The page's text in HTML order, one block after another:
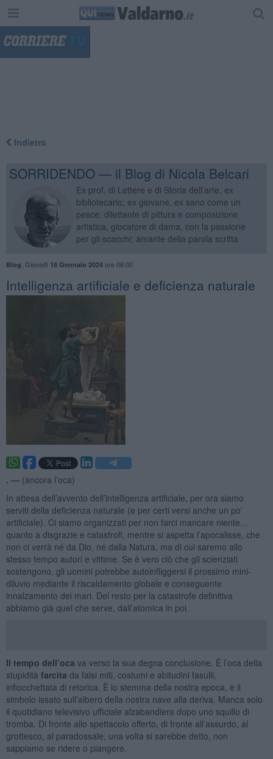
Indietro
SORRIDENDO — il Blog di Nicola Belcari
Ex prof. di Lettere e di Storia dell’arte, ex
bibliotecario; ex giovane, ex sano come un
pesce; dilettante di pittura e composizione
artistica, giocatore di dama, con la passione
per gli scacchi; amante della parola scritta
Blog Giovedì 18 Gennaio 2024ore 08:00
Intelligenza artificiale e deficienza naturale
. — (ancora l’oca)
In attesa dell’avvento dell’intelligenza artificiale, per ora siamo
serviti della deficienza naturale (e per certi versi anche un po’
artificiale). Ci siamo organizzati per non farci mancare niente…
quanto a disgrazie e catastrofi, mentre si aspetta l’apocalisse, che
non ci verrà né da Dio, né dalla Natura, ma di cui saremo allo
stesso tempo autori e vittime. Se è vero ciò che gli scienziati
sostengono, gli uomini potrebbe autoinfliggersi il prossimo mini-
diluvio mediante il riscaldamento globale e conseguente
innalzamento dei mari. Del resto per la catastrofe definitiva
abbiamo già quel che serve, dall’atomica in poi.
Il tempo dell’oca va verso la sua degna conclusione. È l’oca della
stupidità farcita da falsi miti, costumi e abitudini fasulli,
infiocchettata di retorica. È lo stemma della nostra epoca, è il
simbolo issato sull’albero della nostra nave alla deriva. Manca solo
il quotidiano televisivo ufficiale alzabandiera dopo uno squillo di
tromba. Di fronte allo spettacolo offerto, di fronte all’assurdo, al
grottesco, al paradossale, una volta si sarebbe detto, non
sappiamo se ridere o piangere.